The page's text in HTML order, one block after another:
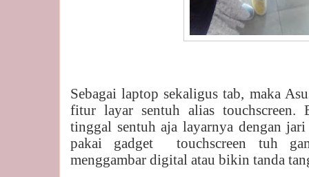
Sebagai laptop sekaligus tab, maka
fitur layar sentuh alias touchscreen.
tinggal sentuh aja layarnya dengan
pakai gadget
touchscreen tuh
menggambar digital atau bikin tanda